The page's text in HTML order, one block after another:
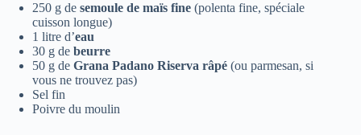
250 g de semoule de maïs fine (polenta fine, spéciale
cuisson longue)
1 litre d’eau
30 g de beurre
50 g de Grana Padano Riserva râpé (ou parmesan, si
vous ne trouvez pas)
Sel fin
Poivre du moulin